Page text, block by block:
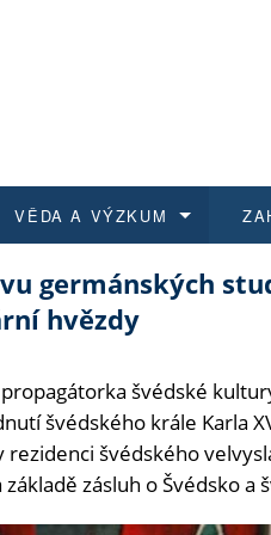
historie
pro zaměstnance
FF UK
a jak se přihlásit
průběhu přijímacího řízení
a magisterské studium
VĚDA A VÝZKUM
na FF UK
a výběrová řízení
germánských
hvězdy
švédské
švédského krále Karla
švédského
zásluh o Švédsko a